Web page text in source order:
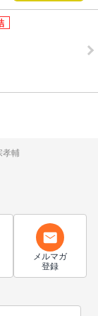
孝輔
メルマガ
登録